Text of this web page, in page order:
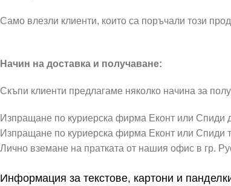
Само влезли клиенти, които са поръчали този
Начин на доставка и получаване:
Скъпи клиенти предлагаме няколко начина за
Изпращане по куриерска фирма Еконт или Спиди
Изпращане по куриерска фирма Еконт или Спиди
Лично вземане на пратката от нашия офис в гр.
Информация за текстове, картони и